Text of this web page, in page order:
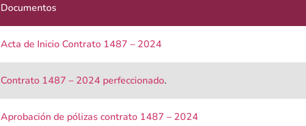
Documentos
Acta de Inicio Contrato 1487 – 2024
Contrato 1487 – 2024 perfeccionado.
Aprobación de pólizas contrato 1487 – 2024